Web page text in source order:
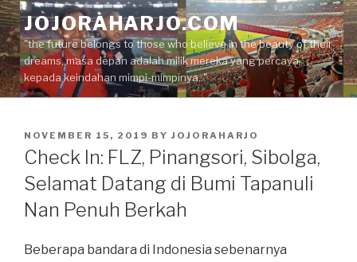
Skip
to
content
JOJORAHARJO.COM
"the future belongs to those who believe in the beauty of their
dreams, masa depan adalah milik mereka yang percaya
kepada keindahan mimpi-mimpinya.."
POSTED
ON
NOVEMBER 15, 2019 BY JOJORAHARJO
Check In: FLZ, Pinangsori, Sibolga,
Selamat Datang di Bumi Tapanuli
Nan Penuh Berkah
Beberapa bandara di Indonesia sebenarnya